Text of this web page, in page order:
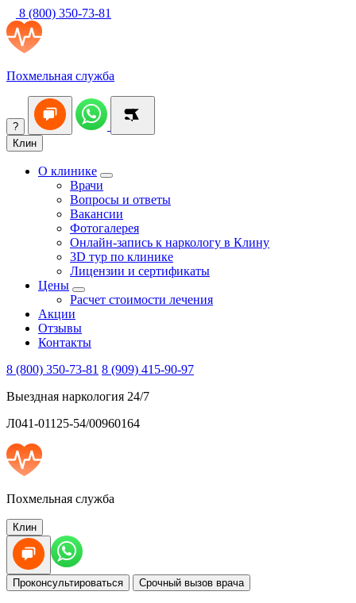
8 (800) 350-73-81
Похмельная служба
?
Клин
О клинике
Врачи
Вопросы и ответы
Вакансии
Фотогалерея
Онлайн-запись к наркологу в Клину
3D тур по клинике
Лицензии и сертификаты
Цены
Расчет стоимости лечения
Акции
Отзывы
Контакты
8 (800) 350-73-81 8 (909) 415-90-97
Выездная наркология 24/7
Л041-01125-54/00960164
Похмельная служба
Клин
Проконсультироваться Срочный вызов врача